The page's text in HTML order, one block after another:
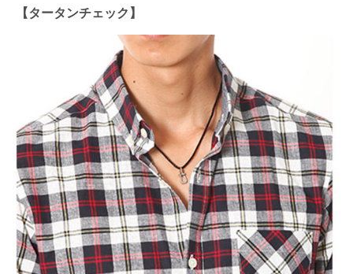
【タータンチェック】